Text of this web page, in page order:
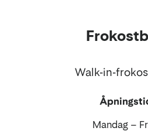
Walk-in-
Mandag –